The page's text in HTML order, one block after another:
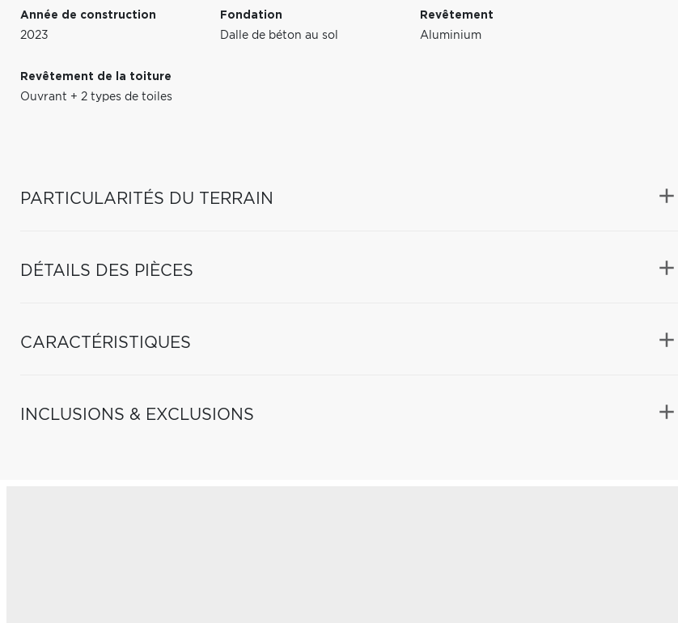
Année de construction
2023
Fondation
Dalle de béton au sol
Revêtement
Aluminium
Revêtement de la toiture
Ouvrant + 2 types de toiles
PARTICULARITÉS DU TERRAIN
DÉTAILS DES PIÈCES
CARACTÉRISTIQUES
INCLUSIONS & EXCLUSIONS